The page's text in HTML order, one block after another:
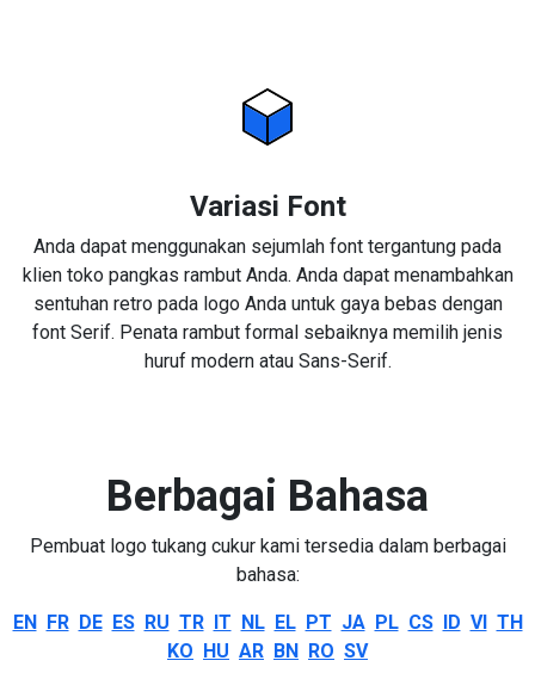
Variasi Font
Anda dapat menggunakan sejumlah font tergantung pada
klien toko pangkas rambut Anda. Anda dapat menambahkan
sentuhan retro pada logo Anda untuk gaya bebas dengan
font Serif. Penata rambut formal sebaiknya memilih jenis
huruf modern atau Sans-Serif.
Berbagai Bahasa
Pembuat logo tukang cukur kami tersedia dalam berbagai
bahasa:
EN FR DE ES RU TR IT NL EL PT JA PL CS ID VI TH
KO HU AR BN RO SV